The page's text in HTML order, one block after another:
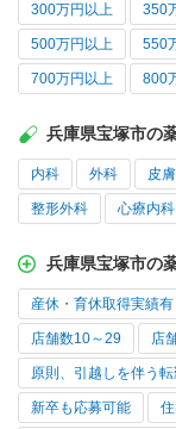
300万円以上 350
500万円以上 550
700万円以上 800
兵庫県宝塚市の
内科 外科 皮
整形外科 心療内科
兵庫県宝塚市の
産休・育休取得実績有
店舗数10～29 店
原則、引越しを伴う転
新卒も応募可能